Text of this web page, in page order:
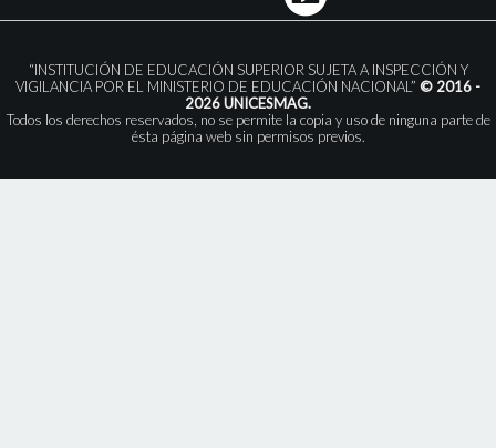
“INSTITUCIÓN DE EDUCACIÓN SUPERIOR SUJETA A INSPECCIÓN Y
VIGILANCIA POR EL MINISTERIO DE EDUCACIÓN NACIONAL” © 2016 -
2026 UNICESMAG.
Todos los derechos reservados, no se permite la copia y uso de ninguna parte de
ésta página web sin permisos previos.